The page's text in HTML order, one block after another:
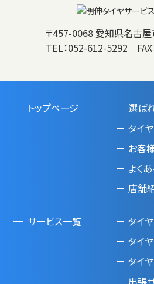
〒457-0068 愛知県名古
TEL：052-612-5292
トップページ
選ば
タイ
お客
よく
店舗
サービス一覧
タイ
タイ
タイ